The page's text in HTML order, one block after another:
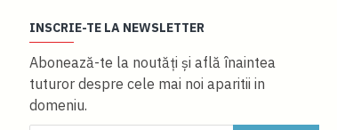
INSCRIE-TE LA NEWSLETTER
Abonează-te la noutăţi și află înaintea
tuturor despre cele mai noi aparitii in
domeniu.